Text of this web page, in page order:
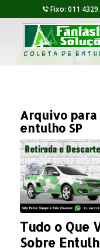
Fixo: 011
Arquivo para
entulho SP
Tudo o Que
Sobre